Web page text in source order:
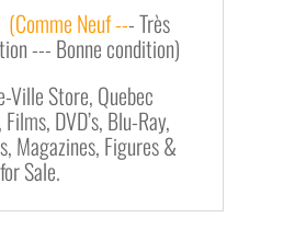
(Comme Neuf --- Très
--- Bonne condition)
Ville Store, Quebec
DVD’s, Blu-Ray,
Magazines, Figures &
Sale.